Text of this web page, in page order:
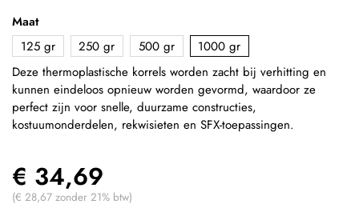
Maat
125 gr
250 gr 500 gr
1000 gr
Deze thermoplastische korrels worden zacht bij verhitting en
kunnen eindeloos opnieuw worden gevormd, waardoor ze
perfect zijn voor snelle, duurzame constructies,
kostuumonderdelen, rekwisieten en SFX-toepassingen.
€ 34,69
(€ 28,67 zonder 21% btw)